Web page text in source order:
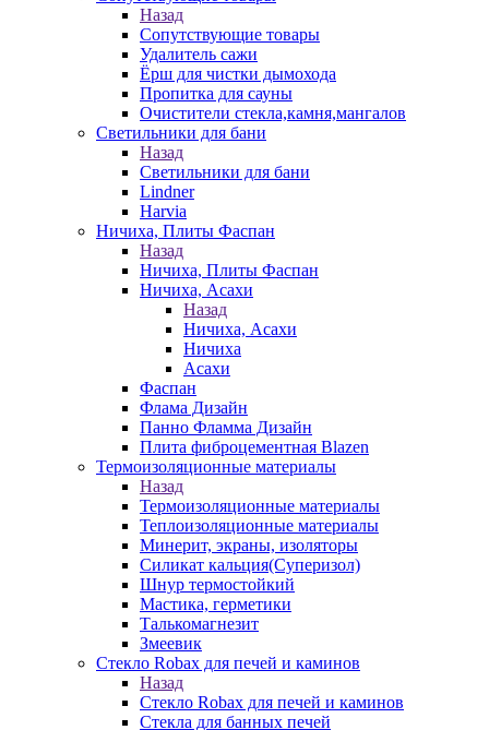
Назад
Сопутствующие товары
Удалитель сажи
Ёрш для чистки дымохода
Пропитка для сауны
Очистители стекла,камня,мангалов
Светильники для бани
Назад
Светильники для бани
Lindner
Harvia
Ничиха, Плиты Фаспан
Назад
Ничиха, Плиты Фаспан
Ничиха, Асахи
Назад
Ничиха, Асахи
Ничиха
Асахи
Фаспан
Флама Дизайн
Панно Фламма Дизайн
Плита фиброцементная Blazen
Термоизоляционные материалы
Назад
Термоизоляционные материалы
Теплоизоляционные материалы
Минерит, экраны, изоляторы
Силикат кальция(Суперизол)
Шнур термостойкий
Мастика, герметики
Талькомагнезит
Змеевик
Стекло Robax для печей и каминов
Назад
Стекло Robax для печей и каминов
Стекла для банных печей